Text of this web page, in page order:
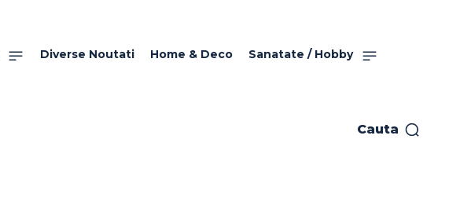
Diverse Noutati Home & Deco Sanatate / Hobby
Cauta